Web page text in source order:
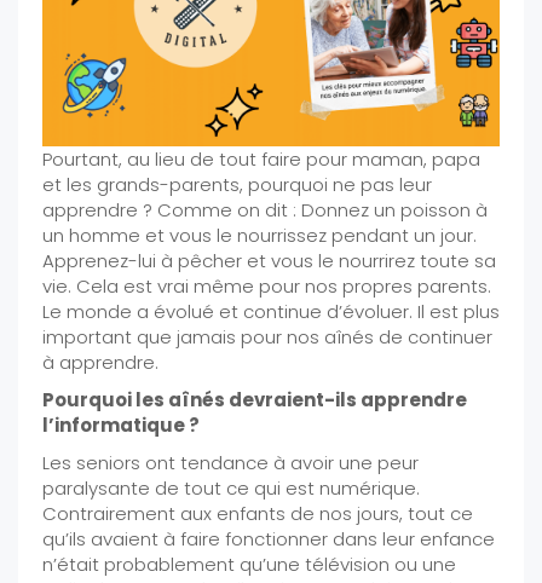
Pourtant, au lieu de tout faire pour maman, papa
et les grands-parents, pourquoi ne pas leur
apprendre ? Comme on dit : Donnez un poisson à
un homme et vous le nourrissez pendant un jour.
Apprenez-lui à pêcher et vous le nourrirez toute sa
vie. Cela est vrai même pour nos propres parents.
Le monde a évolué et continue d’évoluer. Il est plus
important que jamais pour nos aînés de continuer
à apprendre.
Pourquoi les aînés devraient-ils apprendre
l’informatique ?
Les seniors ont tendance à avoir une peur
paralysante de tout ce qui est numérique.
Contrairement aux enfants de nos jours, tout ce
qu’ils avaient à faire fonctionner dans leur enfance
n’était probablement qu’une télévision ou une